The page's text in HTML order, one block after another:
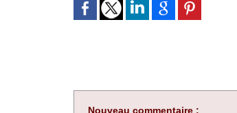
Nouveau commentaire :